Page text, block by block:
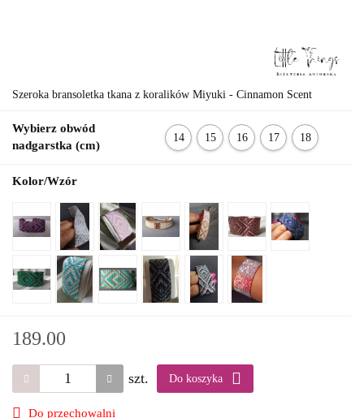
Szeroka bransoletka tkana z koralików Miyuki - Cinnamon Scent
Wybierz obwód
nadgarstka (cm)
14
cm
15
cm
16
cm
17
cm
18
cm
Kolor/Wzór
189.00
szt. Do koszyka
Do przechowalni